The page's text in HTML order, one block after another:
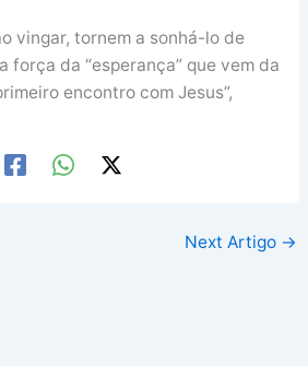
vingar, tornem a sonhá-lo de
força da “esperança” que vem da
encontro com Jesus”,
Next Artigo →